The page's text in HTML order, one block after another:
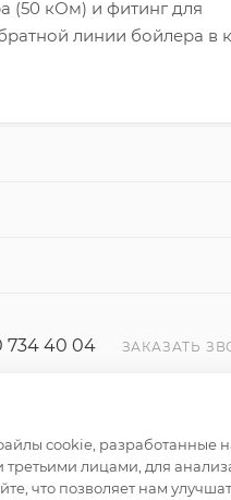
(50 кОм) и фитинг для
линии бойлера в
734 40 04 ЗАКАЗАТЬ
Брянская область,
ул. Карачижская д.104/1
cookie, разработанные
третьими лицами, для
что позволяет нам